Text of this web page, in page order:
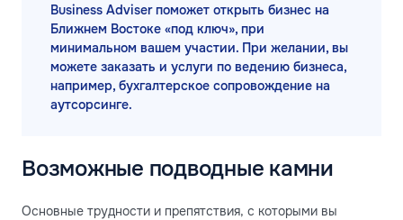
Business Adviser поможет открыть бизнес на
Ближнем Востоке «под ключ», при
минимальном вашем участии. При желании, вы
можете заказать и услуги по ведению бизнеса,
например, бухгалтерское сопровождение на
аутсорсинге.
Возможные подводные камни
Основные трудности и препятствия, с которыми вы